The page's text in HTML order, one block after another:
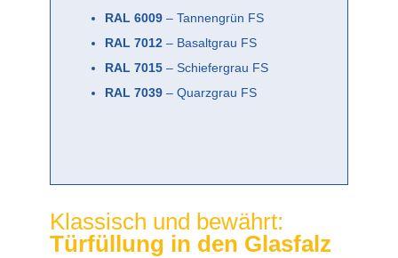
RAL 6009– Tannengrün FS
RAL 7012– Basaltgrau FS
RAL 7015– Schiefergrau FS
RAL 7039– Quarzgrau FS
Klassisch und bewährt:
Türfüllung in den Glasfalz